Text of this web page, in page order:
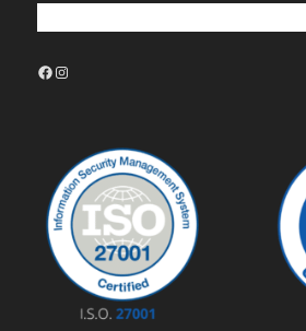
Facebook
Instagram